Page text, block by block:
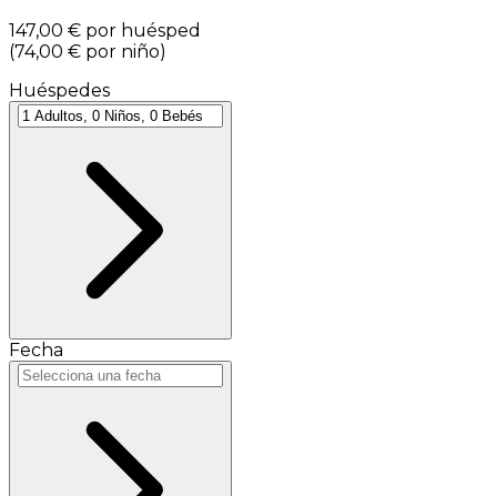
147,00 € por huésped
(74,00 € por niño)
Huéspedes
Fecha